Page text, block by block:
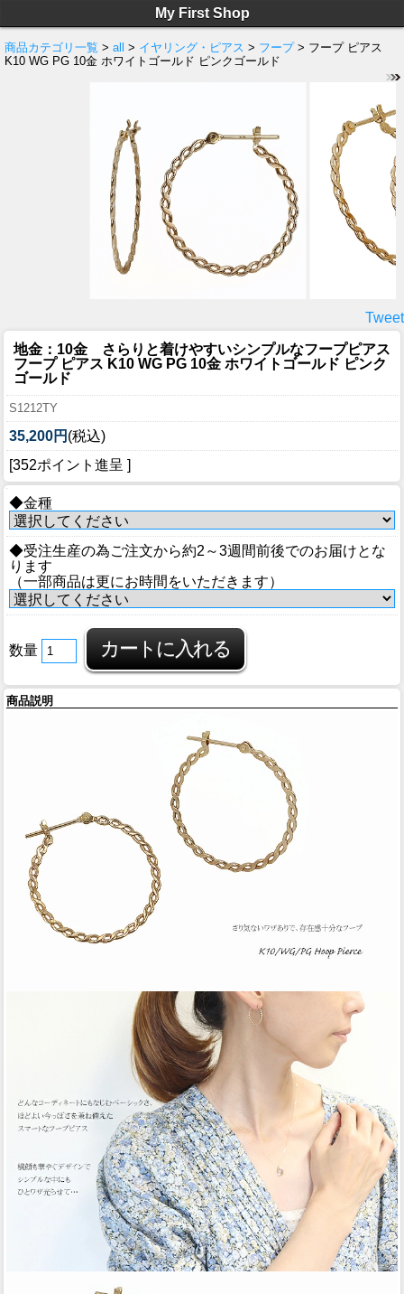
My First Shop
商品カテゴリ一覧 > all > イヤリング・ピアス > フープ> フープ ピアス
K10 WG PG 10金 ホワイトゴールド ピンクゴールド
Tweet
地金：10金 さらりと着けやすいシンプルなフープピアス
フープ ピアス K10 WG PG 10金 ホワイトゴールド ピンク
ゴールド
S1212TY
35,200円 (税込)
[352ポイント進呈 ]
◆金種
◆受注生産の為ご注文から約2～3週間前後でのお届けとな
ります
（一部商品は更にお時間をいただきます）
数量
商品説明